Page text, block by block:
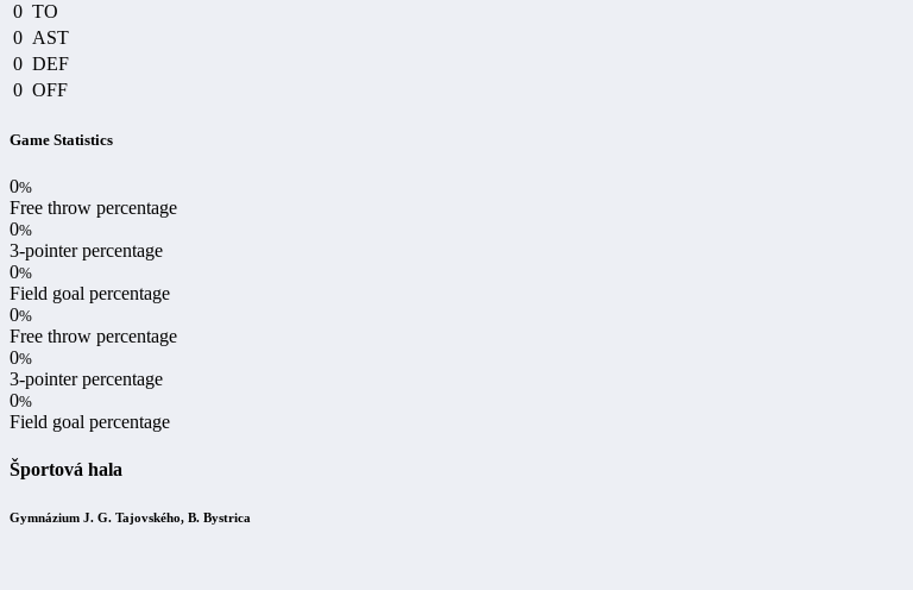
0 TO
0 AST
0 DEF
0 OFF
Game Statistics
0%
Free throw percentage
0%
3-pointer percentage
0%
Field goal percentage
0%
Free throw percentage
0%
3-pointer percentage
0%
Field goal percentage
Športová hala
Gymnázium J. G. Tajovského, B. Bystrica